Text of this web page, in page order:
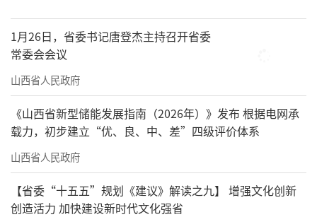
1月26日，省委书记唐登杰主持召开省委
常委会会议
山西省人民政府
《山西省新型储能发展指南（2026年）》发布 根据电网承
载力，初步建立“优、良、中、差”四级评价体系
山西省人民政府
【省委“十五五”规划《建议》解读之九】 增强文化创新
创造活力 加快建设新时代文化强省